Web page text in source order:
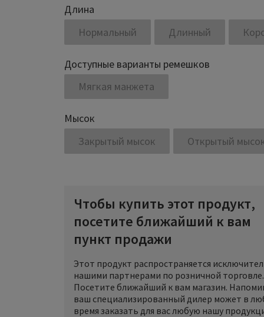
Длина
Нормальный
Длинный
Доступные варианты ремешков
Мягкая манжета
Мысок
Закрытый мысок
Открытый
Чтобы купить этот продукт,
посетите ближайший к вам
пункт продажи
Этот продукт распространяется
нашими партнерами по розничной торговле.
Посетите ближайший к вам магазин.
ваш специализированный дилер может в
время заказать для вас любую нашу